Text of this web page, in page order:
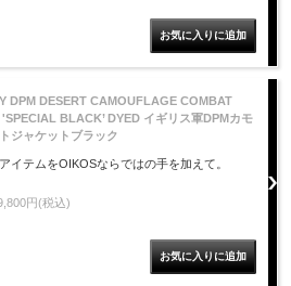
DPM DESERT CAMOUFLAGE COMBAT
BLACK’ DYED イギリス軍DPMカモ
ジャケットブラック
イテムをOIKOSならではの手を加えて。
円(税込)